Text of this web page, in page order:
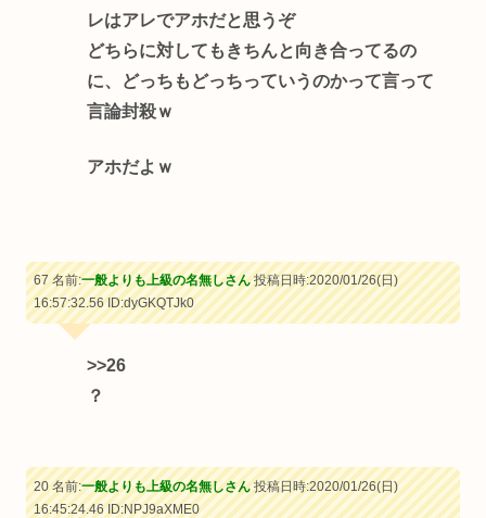
レはアレでアホだと思うぞ
どちらに対してもきちんと向き合ってるの
に、どっちもどっちっていうのかって言って
言論封殺ｗ
アホだよｗ
67 名前:一般よりも上級の名無しさん投稿日時:2020/01/26(日)
16:57:32.56ID:dyGKQTJk0
>>26
？
20 名前:一般よりも上級の名無しさん投稿日時:2020/01/26(日)
16:45:24.46ID:NPJ9aXME0